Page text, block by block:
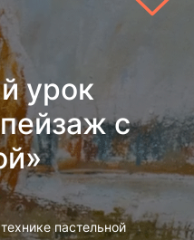
урок
с
пастельной